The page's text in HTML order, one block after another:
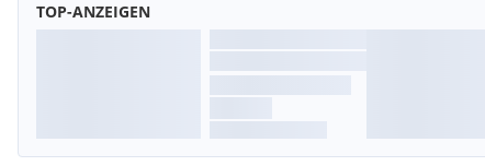
TOP-ANZEIGEN